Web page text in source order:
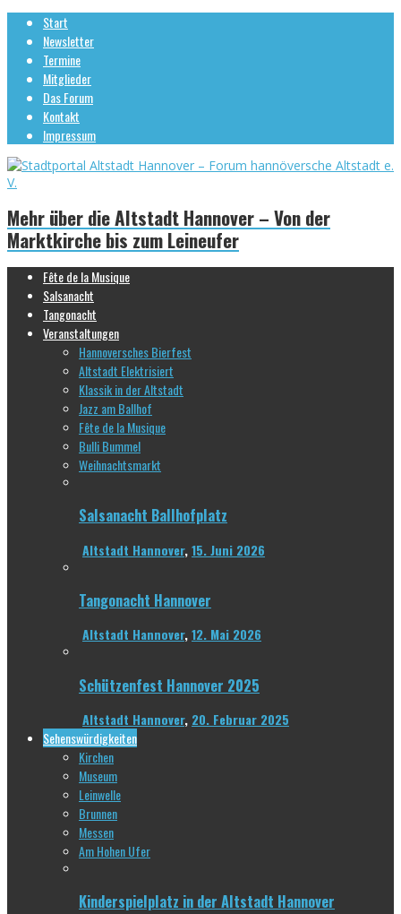
Start
Newsletter
Termine
Mitglieder
Das Forum
Kontakt
Impressum
Mehr über die Altstadt Hannover – Von der
Marktkirche bis zum Leineufer
Fête de la Musique
Salsanacht
Tangonacht
Veranstaltungen
Hannoversches Bierfest
Altstadt Elektrisiert
Klassik in der Altstadt
Jazz am Ballhof
Fête de la Musique
Bulli Bummel
Weihnachtsmarkt
Salsanacht Ballhofplatz
Altstadt Hannover,15. Juni 2026
Tangonacht Hannover
Altstadt Hannover,12. Mai 2026
Schützenfest Hannover 2025
Altstadt Hannover, 20. Februar 2025
Sehenswürdigkeiten
Kirchen
Museum
Leinwelle
Brunnen
Messen
Am Hohen Ufer
Kinderspielplatz in der Altstadt Hannover